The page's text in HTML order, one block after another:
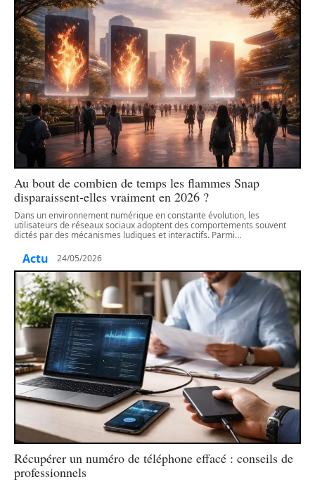
Au bout de combien de temps les flammes Snap
disparaissent-elles vraiment en 2026 ?
Dans un environnement numérique en constante évolution, les
utilisateurs de réseaux sociaux adoptent des comportements souvent
dictés par des mécanismes ludiques et interactifs. Parmi…
Actu 24/05/2026
Récupérer un numéro de téléphone effacé : conseils de
professionnels